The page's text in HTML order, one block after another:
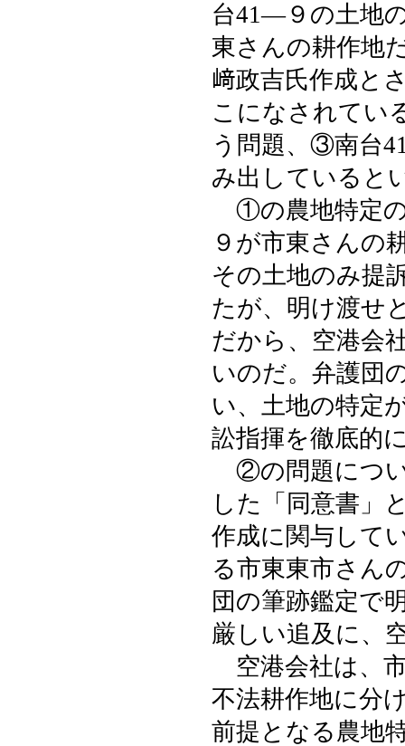
台41―９の土地
東さんの耕作地
﨑政吉氏作成と
こになされてい
う問題、③南台
み出していると
①の農地特定の
９が市東さんの
その土地のみ提
たが、明け渡せ
だから、空港会
いのだ。弁護団
い、土地の特定
訟指揮を徹底的
②の問題につい
した「同意書」
作成に関与して
る市東東市さん
団の筆跡鑑定で
厳しい追及に、
空港会社は、
不法耕作地に分
前提となる農地